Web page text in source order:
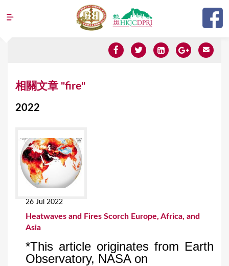
Jump to navigation
相關文章 "fire"
2022
26 Jul 2022
Heatwaves and Fires Scorch Europe, Africa, and
Asia
*This article originates from Earth
Observatory, NASA on